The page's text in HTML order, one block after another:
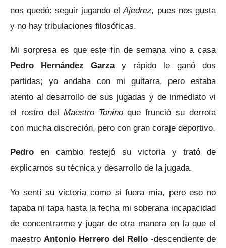
nos quedó: seguir jugando el Ajedrez, pues nos gusta
y no hay tribulaciones filosóficas.
Mi sorpresa es que este fin de semana vino a casa
Pedro Hernández Garzay rápido le ganó dos
partidas; yo andaba con mi guitarra, pero estaba
atento al desarrollo de sus jugadas y de inmediato vi
el rostro del Maestro Toninoque frunció su derrota
con mucha discreción, pero con gran coraje deportivo.
Pedro en cambio festejó su victoria y trató de
explicarnos su técnica y desarrollo de la jugada.
Yo sentí su victoria como si fuera mía, pero eso no
tapaba ni tapa hasta la fecha mi soberana incapacidad
de concentrarme y jugar de otra manera en la que el
maestro Antonio Herrero del Rello -descendiente de